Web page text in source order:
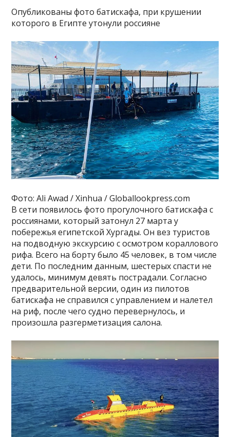
Опубликованы фото батискафа, при крушении
которого в Египте утонули россияне
Фото: Ali Awad / Xinhua / Globallookpress.com
В сети появилось фото прогулочного батискафа с
россиянами, который затонул 27 марта у
побережья египетской Хургады. Он вез туристов
на подводную экскурсию с осмотром кораллового
рифа. Всего на борту было 45 человек, в том числе
дети. По последним данным, шестерых спасти не
удалось, минимум девять пострадали. Согласно
предварительной версии, один из пилотов
батискафа не справился с управлением и налетел
на риф, после чего судно перевернулось, и
произошла разгерметизация салона.